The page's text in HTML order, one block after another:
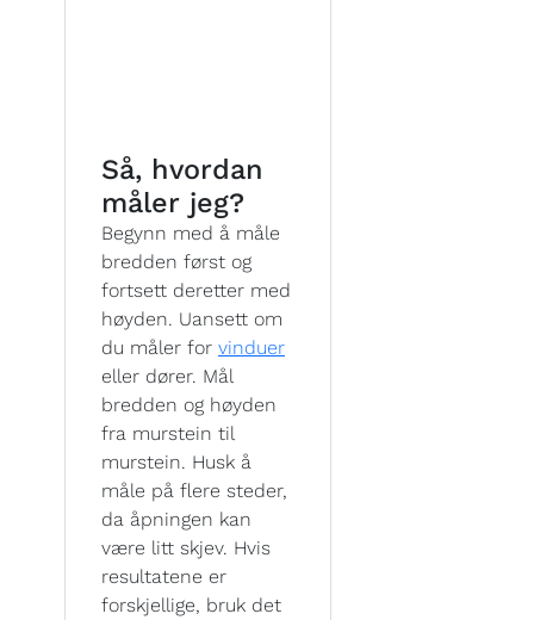
Så, hvordan
måler jeg?
Begynn med å måle
bredden først og
fortsett deretter med
høyden. Uansett om
du måler for vinduer
eller dører. Mål
bredden og høyden
fra murstein til
murstein. Husk å
måle på flere steder,
da åpningen kan
være litt skjev. Hvis
resultatene er
forskjellige, bruk det